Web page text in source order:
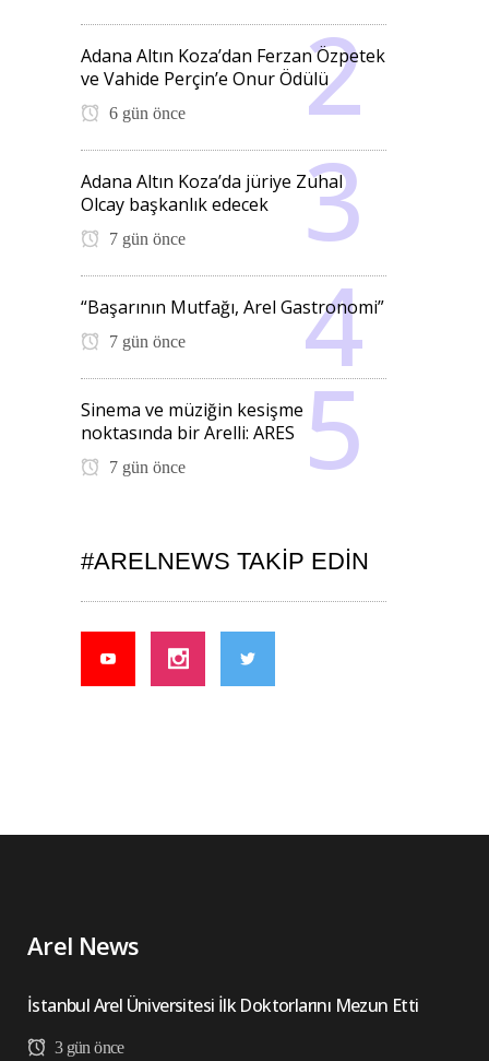
Adana Altın Koza’dan Ferzan Özpetek
ve Vahide Perçin’e Onur Ödülü
6 gün önce
Adana Altın Koza’da jüriye Zuhal
Olcay başkanlık edecek
7 gün önce
“Başarının Mutfağı, Arel Gastronomi”
7 gün önce
Sinema ve müziğin kesişme
noktasında bir Arelli: ARES
7 gün önce
#ARELNEWS TAKIP EDIN
Arel News
İstanbul Arel Üniversitesi İlk Doktorlarını Mezun Etti
3 gün önce